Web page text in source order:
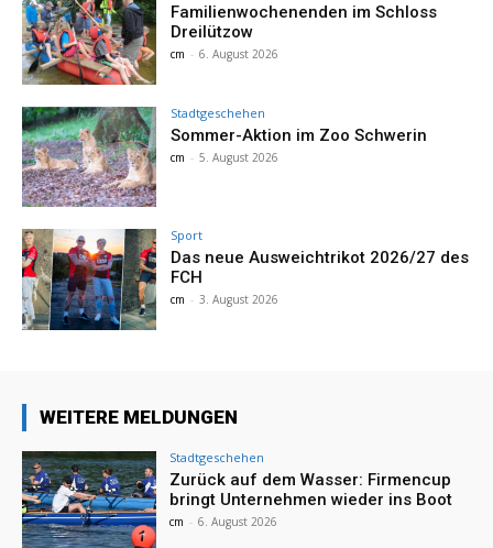
Familienwochenenden im Schloss
Dreilützow
cm - 6. August 2026
Stadtgeschehen
Sommer-Aktion im Zoo Schwerin
cm - 5. August 2026
Sport
Das neue Ausweichtrikot 2026/27 des
FCH
cm - 3. August 2026
WEITERE MELDUNGEN
Stadtgeschehen
Zurück auf dem Wasser: Firmencup
bringt Unternehmen wieder ins Boot
cm - 6. August 2026